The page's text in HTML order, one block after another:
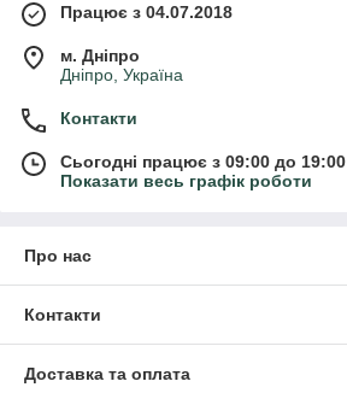
Працює з 04.07.2018
м. Дніпро
Дніпро, Україна
Контакти
Сьогодні працює з 09:00 до 19:00
Показати весь графік роботи
Про нас
Контакти
Доставка та оплата